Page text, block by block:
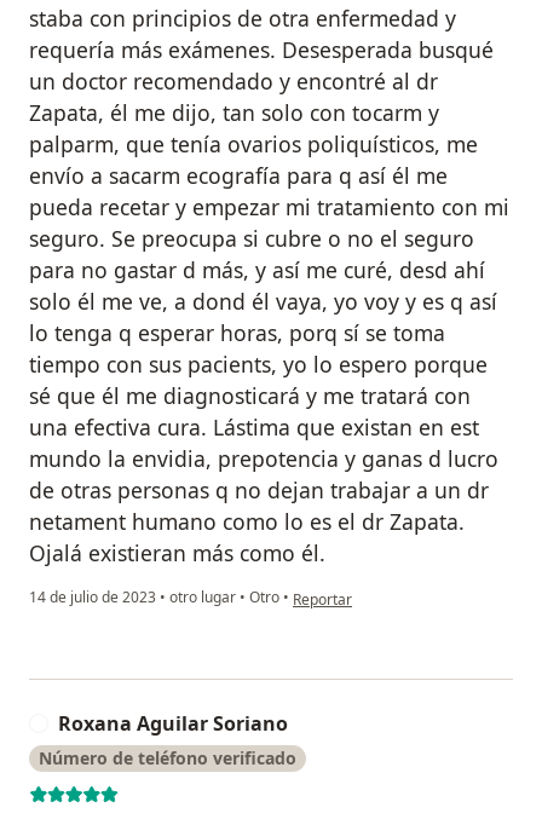
staba con principios de otra enfermedad y
requería más exámenes. Desesperada busqué
un doctor recomendado y encontré al dr
Zapata, él me dijo, tan solo con tocarm y
palparm, que tenía ovarios poliquísticos, me
envío a sacarm ecografía para q así él me
pueda recetar y empezar mi tratamiento con mi
seguro. Se preocupa si cubre o no el seguro
para no gastar d más, y así me curé, desd ahí
solo él me ve, a dond él vaya, yo voy y es q así
lo tenga q esperar horas, porq sí se toma
tiempo con sus pacients, yo lo espero porque
sé que él me diagnosticará y me tratará con
una efectiva cura. Lástima que existan en est
mundo la envidia, prepotencia y ganas d lucro
de otras personas q no dejan trabajar a un dr
netament humano como lo es el dr Zapata.
Ojalá existieran más como él.
14 de julio de 2023 • otro lugar • Otro • en opinión del usuario Josy
Reportar
Roxana Aguilar Soriano
Número de teléfono verificado